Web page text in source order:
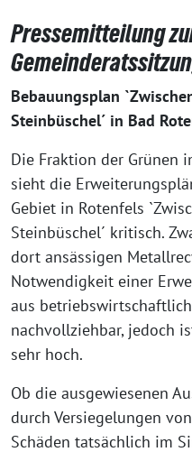
Pressemitteilung
Bebauungsplan
Steinbüschel´ in Bad
Die Fraktion der Grünen
sieht die
Gebiet in Rotenfels
Steinbüschel´ kritisch.
dort ansässigen
Notwendigkeit einer
aus
nachvollziehbar, jedoch
sehr hoch.
Ob die ausgewiesenen
durch Versiegelungen
Schäden tatsächlich im